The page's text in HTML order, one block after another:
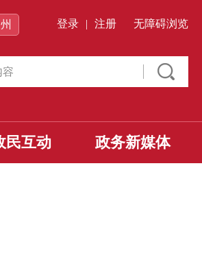
登录 | 注册 无障碍浏览
民互动 政务新媒体